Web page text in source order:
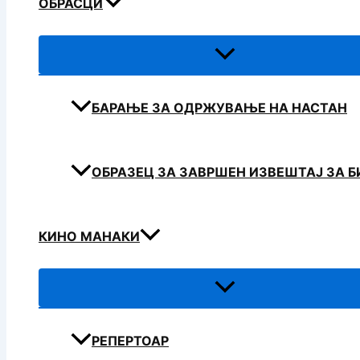
ОБРАСЦИ
БАРАЊЕ ЗА ОДРЖУВАЊЕ НА НАСТАН
ОБРАЗЕЦ ЗА ЗАВРШЕН ИЗВЕШТАЈ ЗА
КИНО МАНАКИ
РЕПЕРТОАР